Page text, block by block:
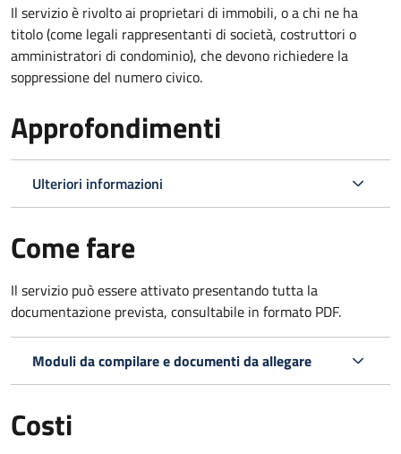
Il servizio è rivolto ai proprietari di immobili, o a chi ne ha
titolo (come legali rappresentanti di società, costruttori o
amministratori di condominio), che devono richiedere la
soppressione del numero civico.
Approfondimenti
Ulteriori informazioni
Come fare
Il servizio può essere attivato presentando tutta la
documentazione prevista, consultabile in formato PDF.
Moduli da compilare e documenti da allegare
Costi